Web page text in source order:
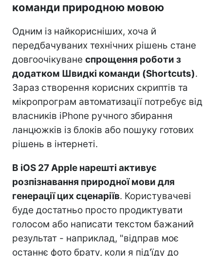
команди природною мовою
Одним із найкорисніших, хоча й
передбачуваних технічних рішень стане
довгоочікуване спрощення роботи з
додатком Швидкі команди (Shortcuts).
Зараз створення корисних скриптів та
мікропрограм автоматизації потребує від
власників iPhone ручного збирання
ланцюжків із блоків або пошуку готових
рішень в інтернеті.
В iOS 27 Apple нарешті активує
розпізнавання природної мови для
генерації цих сценаріїв. Користувачеві
буде достатньо просто продиктувати
голосом або написати текстом бажаний
результат - наприклад, "відправ моє
останнє фото брату, коли я під'їду до